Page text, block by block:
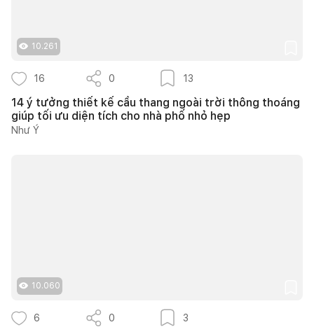
10.261
16 0 13
14 ý tưởng thiết kế cầu thang ngoài trời thông thoáng
giúp tối ưu diện tích cho nhà phố nhỏ hẹp
Như Ý
10.060
6 0 3